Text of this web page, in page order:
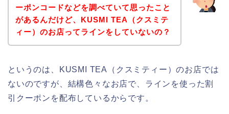
ーポンコードなどを調べていて思ったこと
があるんだけど、KUSMI TEA（クスミテ
ィー）のお店ってラインをしていないの？
というのは、KUSMI TEA（クスミティー）のお店では
ないのですが、結構色々なお店で、ラインを使った割
引クーポンを配布しているからです。